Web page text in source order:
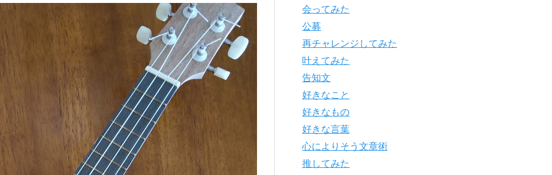
会ってみた
公募
再チャレンジしてみた
叶えてみた
告知文
好きなこと
好きなもの
好きな言葉
心によりそう文章術
推してみた